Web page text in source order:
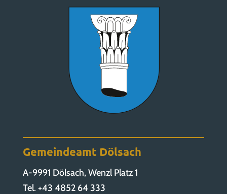
Gemeindeamt Dölsach
A-9991 Dölsach, Wenzl Platz 1
Tel. +43 4852 64 333